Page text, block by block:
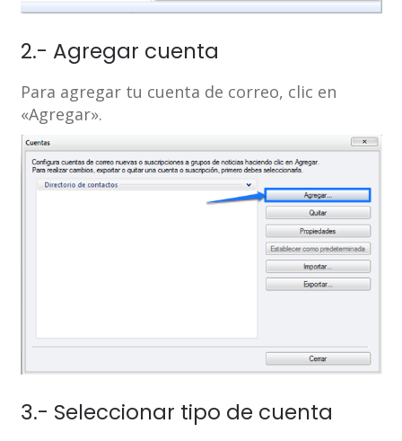
2.- Agregar cuenta
Para agregar tu cuenta de correo, clic en
«Agregar».
3.- Seleccionar tipo de cuenta